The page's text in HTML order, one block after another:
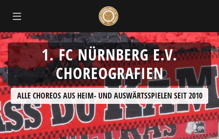
1. FC NÜRNBERG E.V.
CHOREOGRAFIEN
ALLE CHOREOS AUS HEIM- UND AUSWÄRTSSPIELEN SEIT 2010